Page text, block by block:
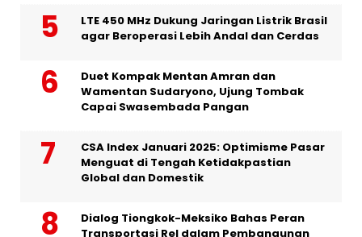
LTE 450 MHz Dukung Jaringan Listrik Brasil
agar Beroperasi Lebih Andal dan Cerdas
Duet Kompak Mentan Amran dan
Wamentan Sudaryono, Ujung Tombak
Capai Swasembada Pangan
CSA Index Januari 2025: Optimisme Pasar
Menguat di Tengah Ketidakpastian
Global dan Domestik
Dialog Tiongkok-Meksiko Bahas Peran
Transportasi Rel dalam Pembangunan